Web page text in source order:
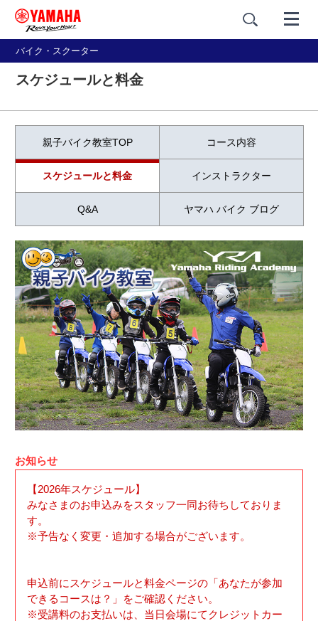
バイク・スクーター
スケジュールと料金
親子バイク教室TOP コース内容
スケジュールと料金 インストラクター
Q&A ヤマハ バイク ブログ
お知らせ
【2026年スケジュール】
みなさまのお申込みをスタッフ一同お待ちしておりま
す。
※予告なく変更・追加する場合がございます。
申込前にスケジュールと料金ページの「あなたが参加
できるコースは？」をご確認ください。
※受講料のお支払いは、当日会場にてクレジットカー